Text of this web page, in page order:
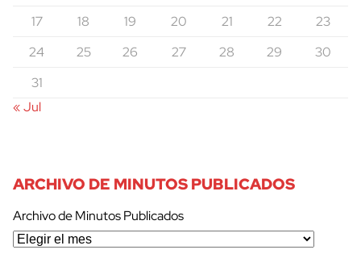
17
18 19 20 21 22
23
24
25 26 27 28 29
30
31
« Jul
ARCHIVO DE MINUTOS PUBLICADOS
Archivo de Minutos Publicados